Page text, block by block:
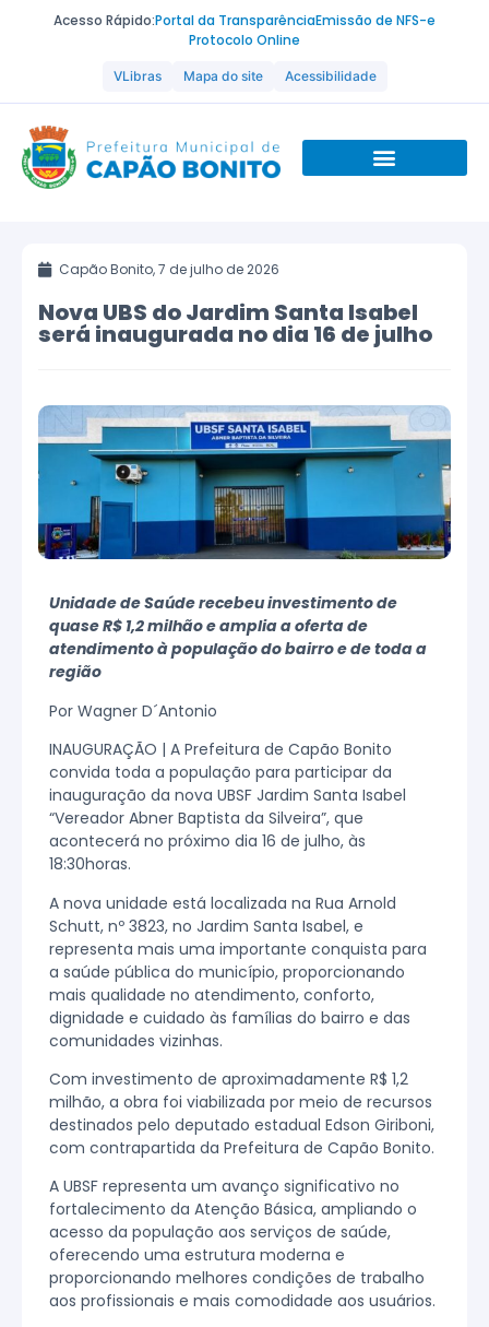
Acesso Rápido:Portal da TransparênciaEmissão de NFS-e
Protocolo Online
VLibras Mapa do site Acessibilidade
Capão Bonito,7 de julho de 2026
Nova UBS do Jardim Santa Isabel
será inaugurada no dia 16 de julho
Unidade de Saúde recebeu investimento de
quase R$ 1,2 milhão e amplia a oferta de
atendimento à população do bairro e de toda a
região
Por Wagner D´Antonio
INAUGURAÇÃO | A Prefeitura de Capão Bonito
convida toda a população para participar da
inauguração da nova UBSF Jardim Santa Isabel
“Vereador Abner Baptista da Silveira”, que
acontecerá no próximo dia 16 de julho, às
18:30horas.
A nova unidade está localizada na Rua Arnold
Schutt, nº 3823, no Jardim Santa Isabel, e
representa mais uma importante conquista para
a saúde pública do município, proporcionando
mais qualidade no atendimento, conforto,
dignidade e cuidado às famílias do bairro e das
comunidades vizinhas.
Com investimento de aproximadamente R$ 1,2
milhão, a obra foi viabilizada por meio de recursos
destinados pelo deputado estadual Edson Giriboni,
com contrapartida da Prefeitura de Capão Bonito.
A UBSF representa um avanço significativo no
fortalecimento da Atenção Básica, ampliando o
acesso da população aos serviços de saúde,
oferecendo uma estrutura moderna e
proporcionando melhores condições de trabalho
aos profissionais e mais comodidade aos usuários.